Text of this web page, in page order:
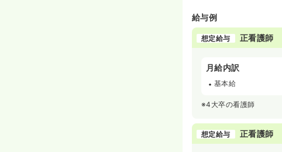
給与例
想定給与 正看護師
月給内訳
基本給
※4大卒の看護師
想定給与 正看護師